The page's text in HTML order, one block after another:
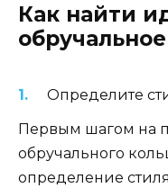
Как найти
Определите
Первым шагом на
обручального
определение